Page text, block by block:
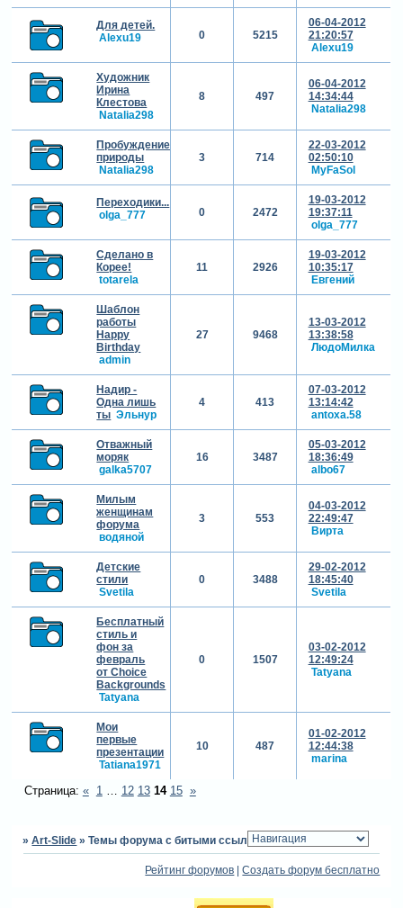
Для детей.
Alexu19
0 5215
06-04-2012
21:20:57
Alexu19
Художник
Ирина
Клестова
Natalia298
8 497
06-04-2012
14:34:44
Natalia298
Пробуждение
природы
Natalia298
3 714
22-03-2012
02:50:10
MyFaSol
Переходики...
olga_777
0 2472
19-03-2012
19:37:11
olga_777
Сделано в
Корее!
totarela
11 2926
19-03-2012
10:35:17
Евгений
Шаблон
работы
Happy
Birthday
admin
27 9468
13-03-2012
13:38:58
ЛюдоМилка
Надир -
Одна лишь
ты Эльнур
4 413
07-03-2012
13:14:42
antoxa.58
Отважный
моряк
galka5707
16 3487
05-03-2012
18:36:49
albo67
Милым
женщинам
форума
водяной
3 553
04-03-2012
22:49:47
Вирта
Детские
стили
Svetila
0 3488
29-02-2012
18:45:40
Svetila
Бесплатный
стиль и
фон за
февраль
от Choice
Backgrounds
Tatyana
0 1507
03-02-2012
12:49:24
Tatyana
Мои
первые
презентации
Tatiana1971
10 487
01-02-2012
12:44:38
marina
Страница: « 1 … 12 13 14 15 »
»Art-Slide »Темы форума с битыми ссылками
Рейтинг форумов |Создать форум бесплатно